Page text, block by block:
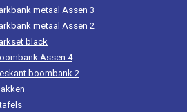
metaal Assen 3
metaal Assen 2
black
Assen 4
boombank 2